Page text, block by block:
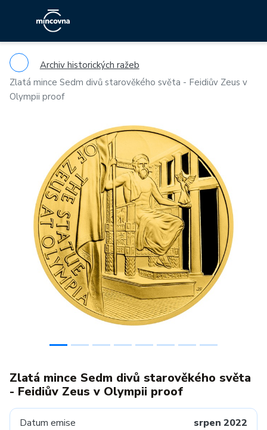
Archiv historických ražeb
Zlatá mince Sedm divů starověkého světa - Feidiův Zeus v
Olympii proof
Previous
Zlatá mince Sedm divů starověkého světa
- Feidiův Zeus v Olympii proof
Datum emise srpen 2022